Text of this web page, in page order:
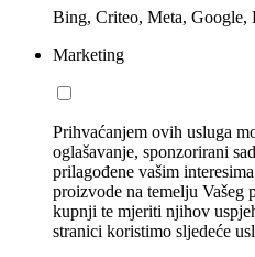
Bing, Criteo, Meta, Google,
Marketing
Prihvaćanjem ovih usluga
oglašavanje, sponzorirani
prilagođene vašim
proizvode na temelju Vašeg
kupnji te mjeriti njihov
stranici koristimo sljedeće